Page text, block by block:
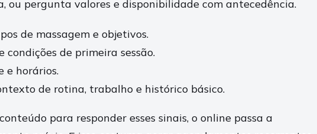
ou pergunta valores e disponibilidade com antecedência.
de massagem e objetivos.
condições de primeira sessão.
e horários.
de rotina, trabalho e histórico básico.
para responder esses sinais, o online passa a